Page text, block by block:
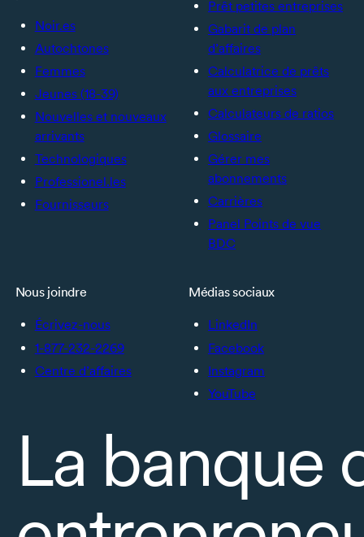
Noir.es
Autochtones
Femmes
Jeunes (18-39)
Nouvelles et nouveaux
arrivants
Technologiques
Professionel.les
Fournisseurs
Prêt petites entreprises
Gabarit de plan
d’affaires
Calculatrice de prêts
aux entreprises
Calculateurs de ratios
Glossaire
Gérer mes
abonnements
Carrières
Panel Points de vue
BDC
Nous joindre
Écrivez-nous
1-877-232-2269
Centre d’affaires
Médias sociaux
LinkedIn
Facebook
Instagram
YouTube
La banque